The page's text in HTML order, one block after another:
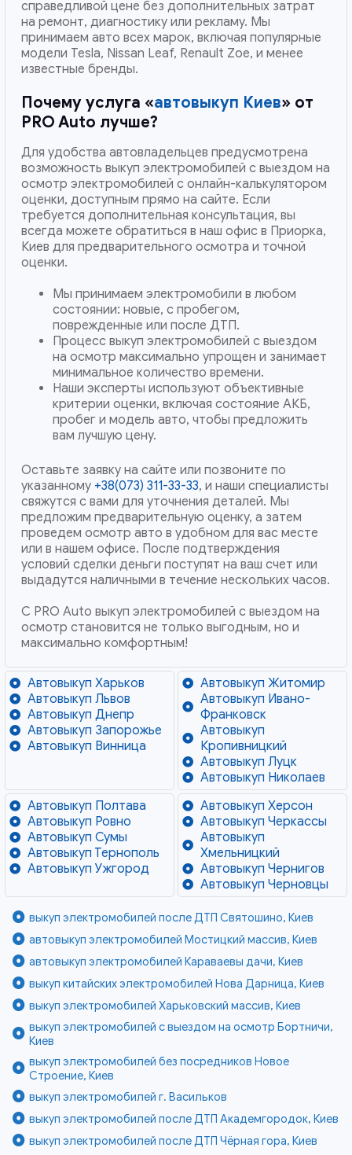
справедливой цене без дополнительных затрат
на ремонт, диагностику или рекламу. Мы
принимаем авто всех марок, включая популярные
модели Tesla, Nissan Leaf, Renault Zoe, и менее
известные бренды.
Почему услуга «автовыкуп Киев» от
PRO Auto лучше?
Для удобства автовладельцев предусмотрена
возможность выкуп электромобилей с выездом на
осмотр электромобилей с онлайн-калькулятором
оценки, доступным прямо на сайте. Если
требуется дополнительная консультация, вы
всегда можете обратиться в наш офис в Приорка,
Киев для предварительного осмотра и точной
оценки.
Мы принимаем электромобили в любом
состоянии: новые, с пробегом,
поврежденные или после ДТП.
Процесс выкуп электромобилей с выездом
на осмотр максимально упрощен и занимает
минимальное количество времени.
Наши эксперты используют объективные
критерии оценки, включая состояние АКБ,
пробег и модель авто, чтобы предложить
вам лучшую цену.
Оставьте заявку на сайте или позвоните по
указанному +38(073) 311-33-33, и наши специалисты
свяжутся с вами для уточнения деталей. Мы
предложим предварительную оценку, а затем
проведем осмотр авто в удобном для вас месте
или в нашем офисе. После подтверждения
условий сделки деньги поступят на ваш счет или
выдадутся наличными в течение нескольких часов.
С PRO Auto выкуп электромобилей с выездом на
осмотр становится не только выгодным, но и
максимально комфортным!
Автовыкуп Харьков
Автовыкуп Львов
Автовыкуп Днепр
Автовыкуп Запорожье
Автовыкуп Винница
Автовыкуп Житомир
Автовыкуп Ивано-
Франковск
Автовыкуп
Кропивницкий
Автовыкуп Луцк
Автовыкуп Николаев
Автовыкуп Полтава
Автовыкуп Ровно
Автовыкуп Сумы
Автовыкуп Тернополь
Автовыкуп Ужгород
Автовыкуп Херсон
Автовыкуп Черкассы
Автовыкуп
Хмельницкий
Автовыкуп Чернигов
Автовыкуп Черновцы
выкуп электромобилей после ДТП Святошино, Киев
автовыкуп электромобилей Мостицкий массив, Киев
автовыкуп электромобилей Караваевы дачи, Киев
выкуп китайских электромобилей Нова Дарница, Киев
выкуп электромобилей Харьковский массив, Киев
выкуп электромобилей с выездом на осмотр Бортничи,
Киев
выкуп электромобилей без посредников Новое
Строение, Киев
выкуп электромобилей г. Васильков
выкуп электромобилей после ДТП Академгородок, Киев
выкуп электромобилей после ДТП Чёрная гора, Киев